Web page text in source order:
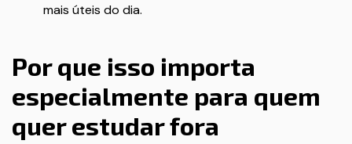
mais úteis do dia.
Por que isso importa
especialmente para quem
quer estudar fora